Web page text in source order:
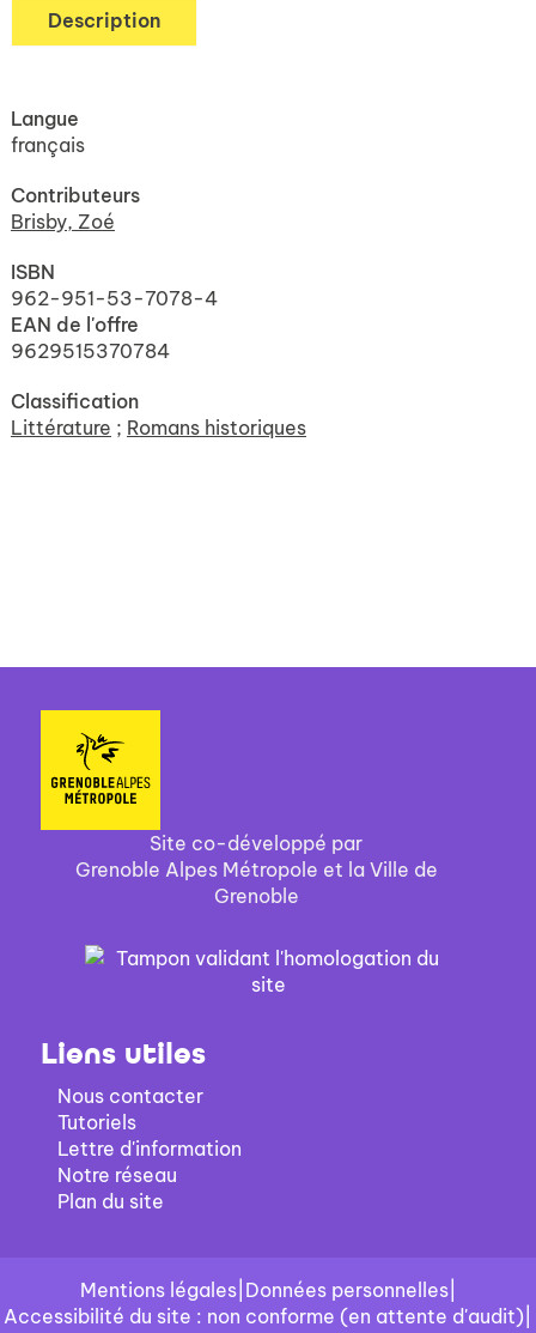
Description
Langue
français
Contributeurs
Brisby, Zoé
ISBN
962-951-53-7078-4
EAN de l'offre
9629515370784
Classification
Littérature ; Romans historiques
Site co-développé par
Grenoble Alpes Métropole et la Ville de
Grenoble
Liens utiles
Nous contacter
Tutoriels
Lettre d'information
Notre réseau
Plan du site
Mentions légales| Données personnelles|
Accessibilité du site : non conforme (en attente d'audit)